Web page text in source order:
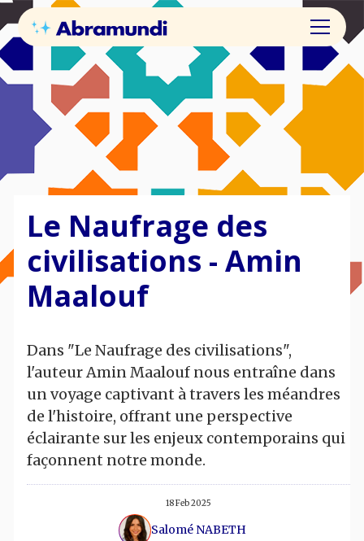
Le Naufrage des
civilisations - Amin
Maalouf
Dans "Le Naufrage des civilisations",
l'auteur Amin Maalouf nous entraîne dans
un voyage captivant à travers les méandres
de l'histoire, offrant une perspective
éclairante sur les enjeux contemporains qui
façonnent notre monde.
18 Feb 2025
Salomé NABETH